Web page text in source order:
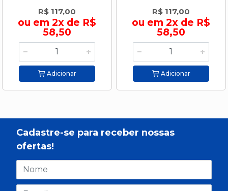
R$ 117,00
ou em 2x de R$
58,50
Adicionar
R$ 117,00
ou em 2x de R$
58,50
Adicionar
Cadastre-se para receber nossas
ofertas!